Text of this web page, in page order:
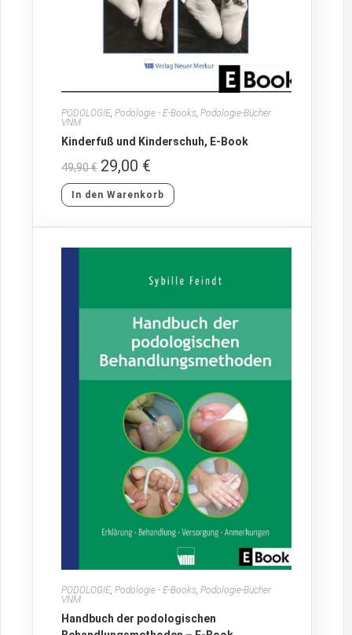
PODOLOGIE ,Podologie - E-Books ,Podologie-Bücher
VNM
Kinderfuß und Kinderschuh, E-Book
49,90€ 29,00 €
In den Warenkorb
PODOLOGIE ,Podologie - E-Books ,Podologie-Bücher
VNM
Handbuch der podologischen